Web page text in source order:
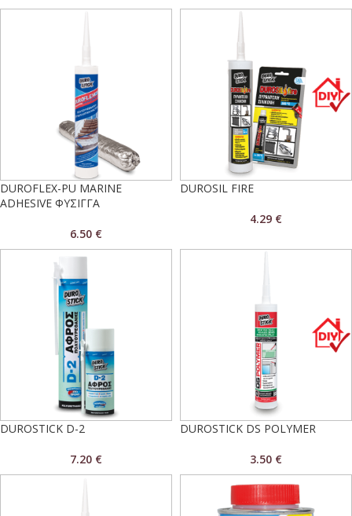
DUROFLEX-PU MARINE
ADHESIVE ΦΥΣΙΓΓΑ
6.50 €
DUROSIL FIRE
4.29 €
DUROSTICK D-2
7.20 €
DUROSTICK DS POLYMER
3.50 €